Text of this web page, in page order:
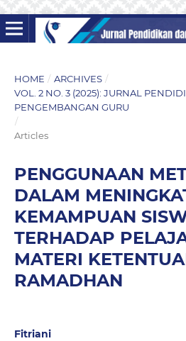
HOME / ARCHIVES /
VOL. 2 NO. 3 (2025): JURNAL
PENGEMBANGAN GURU
/
Articles
PENGGUNAAN
DALAM
KEMAMPUAN
TERHADAP
MATERI
RAMADHAN
Fitriani